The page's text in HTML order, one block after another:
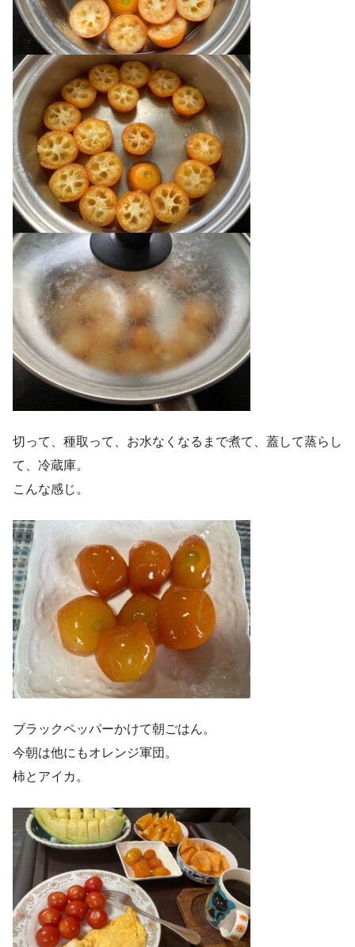
切って、種取って、お水なくなるまで煮て、蓋して蒸らし
て、冷蔵庫。
こんな感じ。
ブラックペッパーかけて朝ごはん。
今朝は他にもオレンジ軍団。
柿とアイカ。